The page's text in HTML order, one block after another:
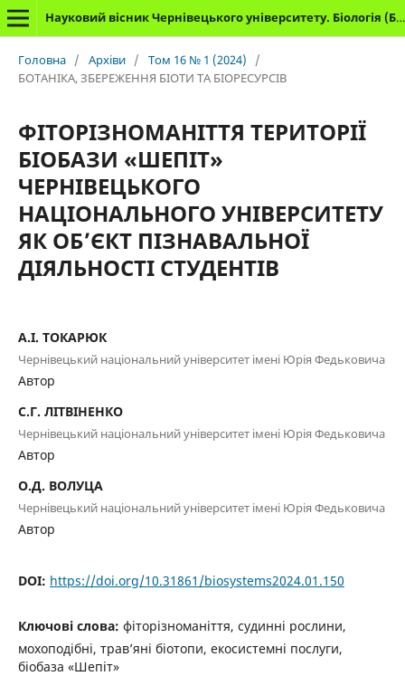
Науковий вісник Чернівецького університету. Біологія (Біологічні системи)
Головна / Архіви / Том 16 № 1 (2024)
/
БОТАНІКА, ЗБЕРЕЖЕННЯ БІОТИ ТА БІОРЕСУРСІВ
ФІТОРІЗНОМАНІТТЯ ТЕРИТОРІЇ
БІОБАЗИ «ШЕПІТ»
ЧЕРНІВЕЦЬКОГО
НАЦІОНАЛЬНОГО УНІВЕРСИТЕТУ
ЯК ОБ’ЄКТ ПІЗНАВАЛЬНОЇ
ДІЯЛЬНОСТІ СТУДЕНТІВ
А.І. ТОКАРЮК
Чернівецький національний університет імені Юрія Федьковича
Автор
С.Г. ЛІТВІНЕНКО
Чернівецький національний університет імені Юрія Федьковича
Автор
О.Д. ВОЛУЦА
Чернівецький національний університет імені Юрія Федьковича
Автор
DOI: https://doi.org/10.31861/biosystems2024.01.150
Ключові слова: фіторізноманіття, судинні рослини,
мохоподібні, трав’яні біотопи, екосистемні послуги,
біобаза «Шепіт»